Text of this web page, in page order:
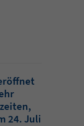
24. Juli